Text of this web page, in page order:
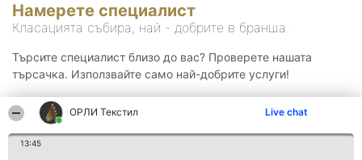
ОРЛИ Текстил Live chat
13:45
Намерете специалист
Класацията събира, най - добрите в бранша.
Търсите специалист близо до вас? Проверете нашата
търсачка. Използвайте само най-добрите услуги!